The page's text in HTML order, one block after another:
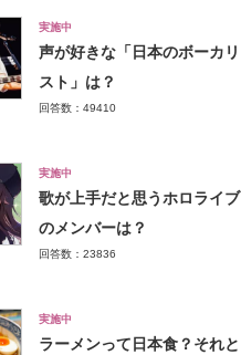
実施中
声が好きな「日本のボーカリ
スト」は？
回答数：49410
実施中
歌が上手だと思うホロライブ
のメンバーは？
回答数：23836
実施中
ラーメンって日本食？それと